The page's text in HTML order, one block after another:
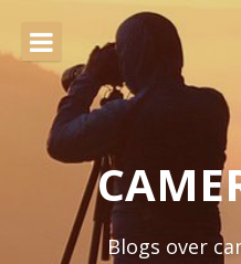
inhoud
springen
Blogs over